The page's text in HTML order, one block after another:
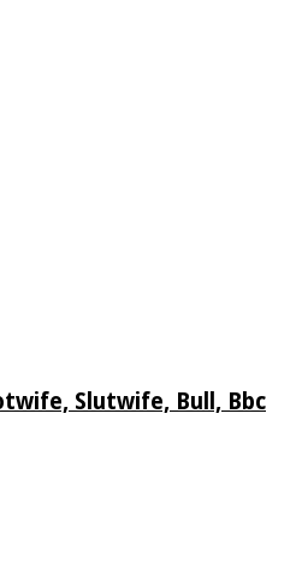
Slutwife, Bull, Bbc